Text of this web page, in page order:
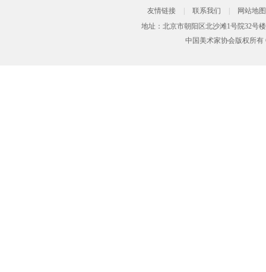
友情链接 联系我们
网站地图
地址：北京市朝阳区北沙滩1号院32号
中国美术家协会版权所有